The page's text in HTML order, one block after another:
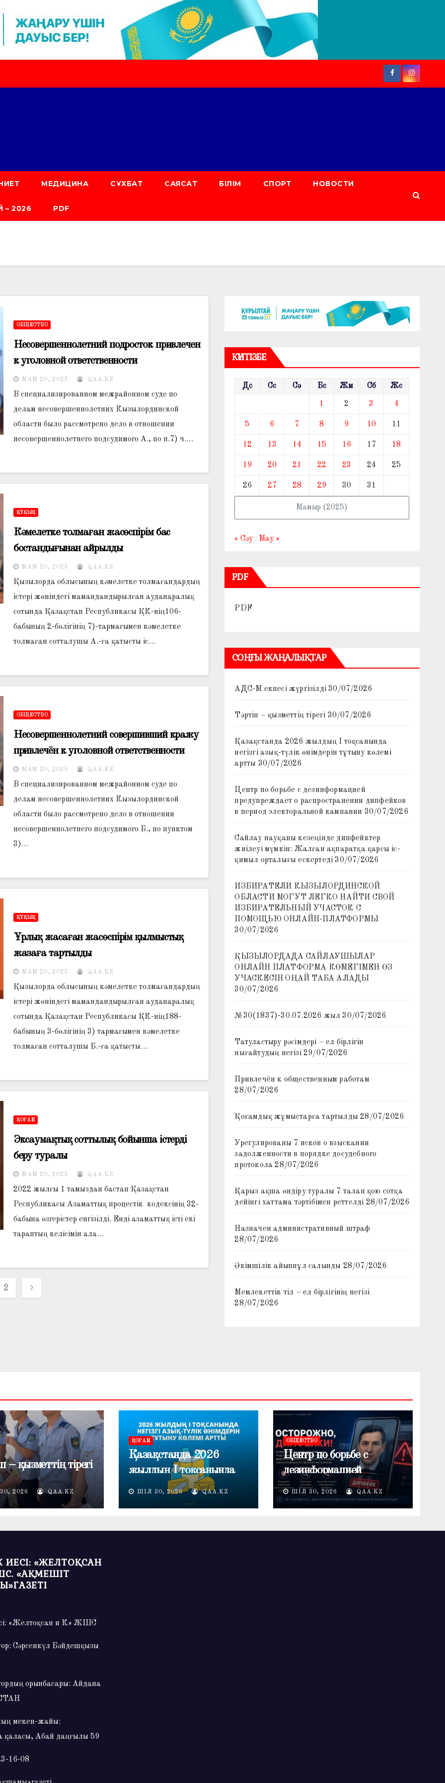
МЕДИЦИНА СҰХБАТ САЯСАТ БІЛІМ СПОРТ НОВОСТИ
– 2026 PDF
ОБЩЕСТВО
Несовершеннолетний подросток привлечен
к уголовной ответственности
МАМ 20, 2025 QAA.KZ
В специализированном межрайонном суде по
делам несовершеннолетних Кызылординской
области было рассмотрено дело в отношении
несовершеннолетнего подсудимого А., по п.7) ч.…
ҚҰҚЫҚ
Кәмелетке толмаған жасөспірім бас
бостандығынан айрылды
МАМ 20, 2025 QAA.KZ
Қызылорда облысының кәмелетке толмағандардың
істері жөніндегі мамандандырылған ауданаралық
сотында Қазақстан Республикасы ҚК-нің106-
бабының 2-бөлігінің 7)-тармағымен кәмелетке
толмаған сотталушы А.-ға қатысты іс…
ОБЩЕСТВО
Несовершеннолетний совершивший кражу
привлечён к уголовной ответственности
МАМ 20, 2025 QAA.KZ
В специализированном межрайонном суде по
делам несовершеннолетних Кызылординской
области было рассмотрено дело в отношении
несовершеннолетнего подсудимого Б., по пунктом
3)…
ҚҰҚЫҚ
Ұрлық жасаған жасөспірім қылмыстық
жазаға тартылды
МАМ 20, 2025 QAA.KZ
Қызылорда облысының кәмелетке толмағандардың
істері жөніндегі мамандандырылған ауданаралық
сотында Қазақстан Республикасы ҚК-нің188-
бабының 3-бөлігінің 3) тармағымен кәмелетке
толмаған сотталушы Б.-ға қатысты…
ҚОҒАМ
Эксаумақтық соттылық бойынша істерді
беру туралы
МАМ 20, 2025 QAA.KZ
2022 жылғы 1 тамыздан бастап Қазақстан
Республикасы Азаматтық процестік кодексінің 32-
бабына өзгерістер енгізілді. Енді азаматтық істі екі
тараптың келісімін ала…
2
КҮНТІЗБЕ
Мамыр (2025)
Дс Сс Сә Бс Жм Сб Жс
1 2 3 4
5 6 7 8 9 10 11
12 13 14 15 16 17 18
19 20 21 22 23 24 25
26 27 28 29 30 31
« Сәу Мау »
PDF
PDF
СОҢҒЫ ЖАҢАЛЫҚТАР
АДС-М екпесі жүргізілді 30/07/2026
Тәртіп – қызметтің тірегі 30/07/2026
Қазақстанда 2026 жылдың I тоқсанында
негізгі азық-түлік өнімдерін тұтыну көлемі
артты 30/07/2026
Центр по борьбе с дезинформацией
предупреждает о распространении дипфейков
в период электоральной кампании 30/07/2026
Сайлау науқаны кезеңінде дипфейктер
жиілеуі мүмкін: Жалған ақпаратқа қарсы іс-
қимыл орталығы ескертеді 30/07/2026
ИЗБИРАТЕЛИ КЫЗЫЛОРДИНСКОЙ
ОБЛАСТИ МОГУТ ЛЕГКО НАЙТИ СВОЙ
ИЗБИРАТЕЛЬНЫЙ УЧАСТОК С
ПОМОЩЬЮ ОНЛАЙН-ПЛАТФОРМЫ
30/07/2026
ҚЫЗЫЛОРДАДА САЙЛАУШЫЛАР
ОНЛАЙН ПЛАТФОРМА КӨМЕГІМЕН ӨЗ
УЧАСКЕСІН ОҢАЙ ТАБА АЛАДЫ
30/07/2026
№30(1837)-30.07.2026 жыл 30/07/2026
Татуластыру рәсімдері – ел бірлігін
нығайтудың негізі 29/07/2026
Привлечён к общественным работам
28/07/2026
Қоғамдық жұмыстарға тартылды 28/07/2026
Урегулированы 7 исков о взыскании
задолженности в порядке досудебного
протокола 28/07/2026
Қарыз ақша өндіру туралы 7 талап қою сотқа
дейінгі хаттама тәртібімен реттелді 28/07/2026
Назначен административный штраф
28/07/2026
Әкімшілік айыппұл салынды 28/07/2026
Мемлекеттік тіл – ел бірлігінің негізі
28/07/2026
– қызметтің тірегі
2026 QAA.KZ
ҚОҒАМ
Қазақстанда 2026
жылдың I тоқсанында
негізгі азық-түлік
өнімдерін тұтыну көлемі
ШІЛ 30, 2026 QAA.KZ
ОБЩЕСТВО
Центр по борьбе с
дезинформацией
предупреждает о
распространении
электоральной кампании
ШІЛ 30, 2026 QAA.KZ
ИЕСІ: «ЖЕЛТОҚСАН
«АҚМЕШІТ
«Желтоқсан и К» ЖШС
Сәрсенкүл Бәйдешқызы
орынбасары: Айдана
мекен-жайы:
қаласы, Абай даңғылы 59
16-08